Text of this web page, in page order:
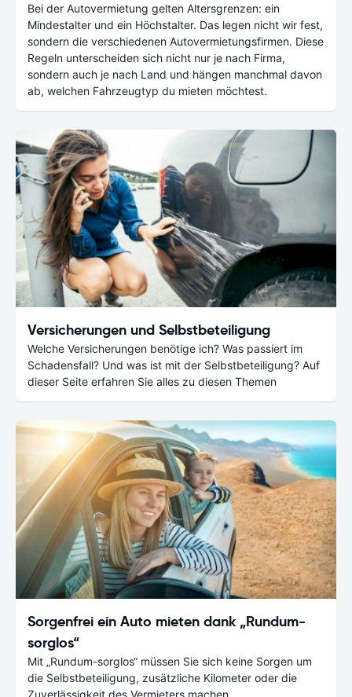
Bei der Autovermietung gelten Altersgrenzen: ein
Mindestalter und ein Höchstalter. Das legen nicht wir fest,
sondern die verschiedenen Autovermietungsfirmen. Diese
Regeln unterscheiden sich nicht nur je nach Firma,
sondern auch je nach Land und hängen manchmal davon
ab, welchen Fahrzeugtyp du mieten möchtest.
Versicherungen und Selbstbeteiligung
Welche Versicherungen benötige ich? Was passiert im
Schadensfall? Und was ist mit der Selbstbeteiligung? Auf
dieser Seite erfahren Sie alles zu diesen Themen
Sorgenfrei ein Auto mieten dank „Rundum-
sorglos“
Mit „Rundum-sorglos“ müssen Sie sich keine Sorgen um
die Selbstbeteiligung, zusätzliche Kilometer oder die
Zuverlässigkeit des Vermieters machen